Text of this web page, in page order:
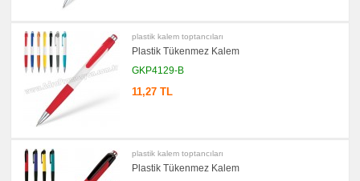
plastik kalem toptancıları
Plastik Tükenmez Kalem
GKP4129-B
11,27 TL
plastik kalem toptancıları
Plastik Tükenmez Kalem
promosyon
Flash
Bellek
promosyon
Saat
promosyon
Kalem
promosyon
Kalemlik